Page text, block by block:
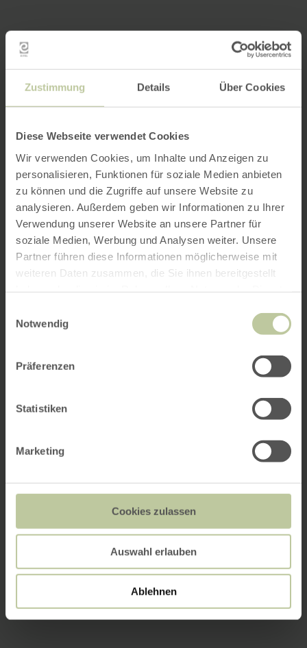
Zustimmung Details Über Cookies
Diese Webseite verwendet Cookies
Wir verwenden Cookies, um Inhalte und Anzeigen zu
personalisieren, Funktionen für soziale Medien anbieten
zu können und die Zugriffe auf unsere Website zu
analysieren. Außerdem geben wir Informationen zu Ihrer
Verwendung unserer Website an unsere Partner für
soziale Medien, Werbung und Analysen weiter. Unsere
Partner führen diese Informationen möglicherweise mit
weiteren Daten zusammen, die Sie ihnen bereitgestellt
Notwendig
Präferenzen
Statistiken
Marketing
Cookies zulassen
Auswahl erlauben
Ablehnen